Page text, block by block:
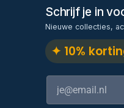
Schrijf je in
Nieuwe collecties,
✦ 10%